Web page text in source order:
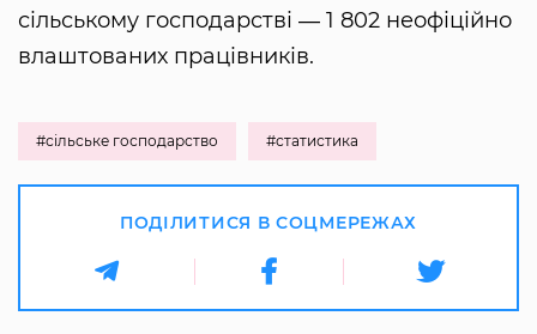
сільському господарстві ― 1 802 неофіційно
влаштованих працівників.
#сільське господарство #статистика
ПОДІЛИТИСЯ В СОЦМЕРЕЖАХ